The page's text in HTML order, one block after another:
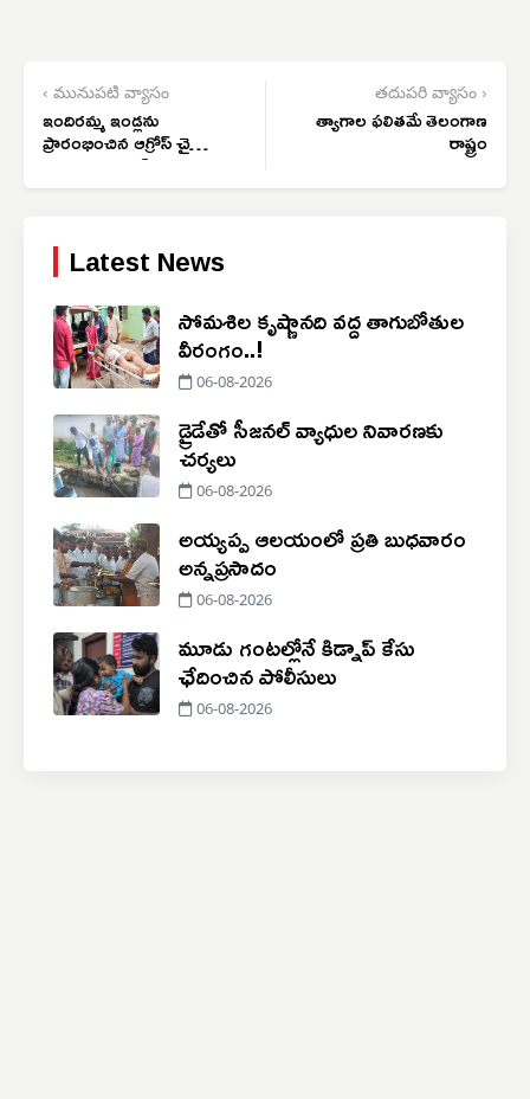
‹ మునుపటి వ్యాసం
ఇందిరమ్మ ఇండ్లను
ప్రారంభించిన ఆగ్రోస్ చైర్మన్
కాసుల బాలరాజ్
తదుపరి వ్యాసం ›
త్యాగాల ఫలితమే తెలంగాణ
రాష్ట్రం
Latest News
సోమశిల కృష్ణానది వద్ద తాగుబోతుల
వీరంగం..!
06-08-2026
డ్రైడేతో సీజనల్ వ్యాధుల నివారణకు
చర్యలు
06-08-2026
అయ్యప్ప ఆలయంలో ప్రతి బుధవారం
అన్నప్రసాదం
06-08-2026
మూడు గంటల్లోనే కిడ్నాప్ కేసు
ఛేదించిన పోలీసులు
06-08-2026